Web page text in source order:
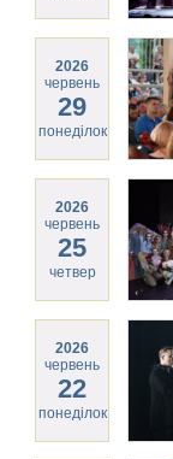
2026
червень
29
понеділок
2026
червень
25
четвер
2026
червень
22
понеділок